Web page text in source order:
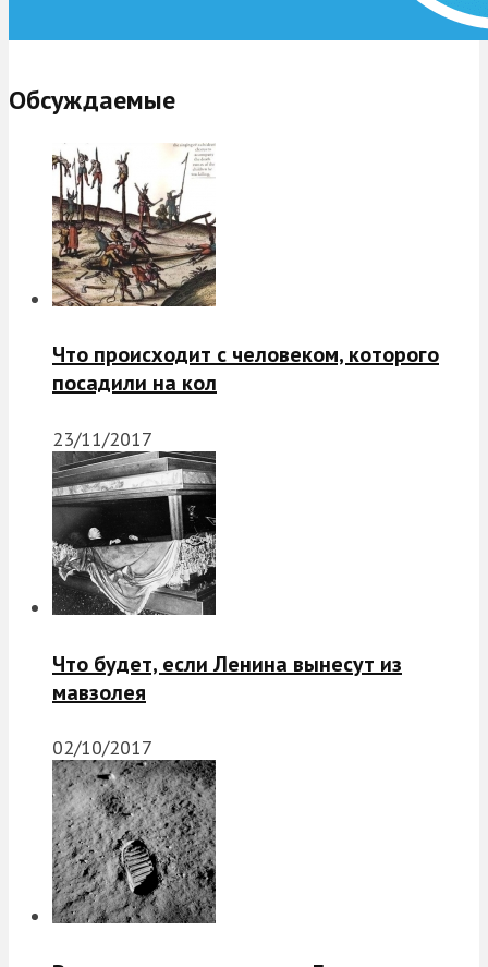
Обсуждаемые
Что происходит с человеком, которого
посадили на кол
23/11/2017
Что будет, если Ленина вынесут из
мавзолея
02/10/2017